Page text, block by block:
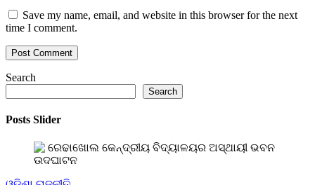
Save my name, email, and website in this browser for the next
time I comment.
Search
Search
Posts Slider